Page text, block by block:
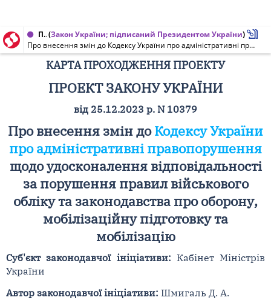
Проект Закону України, Карта проходження проекту від 09.05.2024 № 10379(Закон України; підписаний Президентом України)
Про внесення змін до Кодексу України про адміністративні правопорушення щодо удосконалення відповідальності за порушення правил військового обліку та законодавства про оборону, мобілізаційну підготовку та мобілізацію